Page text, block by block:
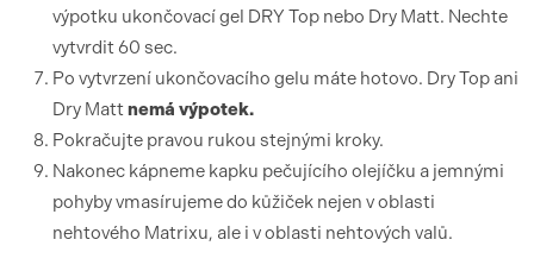
výpotku ukončovací gel DRY Top nebo Dry Matt. Nechte
vytvrdit 60 sec.
Po vytvrzení ukončovacího gelu máte hotovo. Dry Top ani
Dry Mattnemá výpotek.
Pokračujte pravou rukou stejnými kroky.
Nakonec kápneme kapku pečujícího olejíčku a jemnými
pohyby vmasírujeme do kůžiček nejen v oblasti
nehtového Matrixu, ale i v oblasti nehtových valů.